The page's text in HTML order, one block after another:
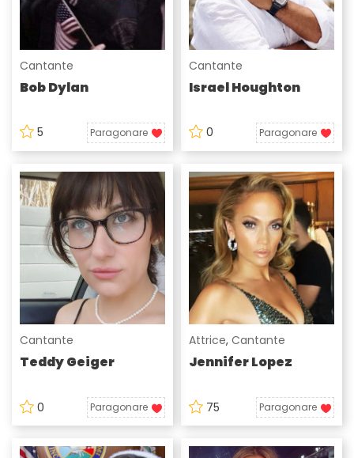
Cantante
Bob Dylan
5 Paragonare
Cantante
Israel Houghton
0 Paragonare
Cantante
Teddy Geiger
0 Paragonare
Attrice, Cantante
Jennifer Lopez
75 Paragonare